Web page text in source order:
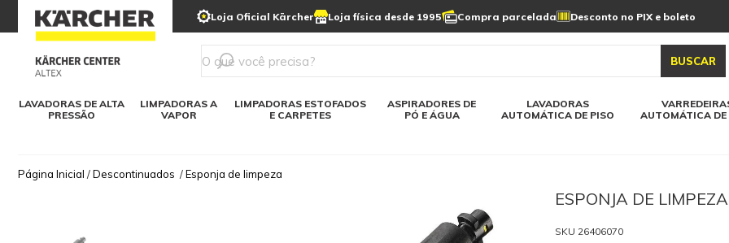
Loja Oficial Kärcher Loja física desde 1995 Compra parcelada Desconto no PIX e boleto
BUSCAR
LAVADORAS DE ALTA
PRESSÃO
Detergentes
Linha a bateria
LIMPADORAS A
VAPOR
LIMPADORAS ESTOFADOS
E CARPETES
ASPIRADORES DE
PÓ E ÁGUA
Linha a bateria
LAVADORAS
AUTOMÁTICA DE PISO
AUTOMÁTICA DE
Lavadoras automática
Varredeiras automática
Varredeiras automática
Kärcher para o lar Soluções digitais
Limpeza de painel
solar
Página Inicial /Descontinuados /Esponja de limpeza
ESPONJA DE LIMPEZA
SKU 26406070